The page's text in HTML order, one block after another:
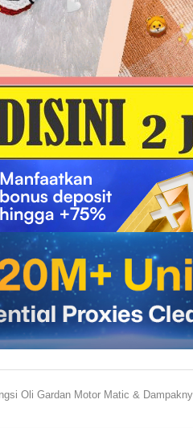
Oli Gardan Motor Matic &